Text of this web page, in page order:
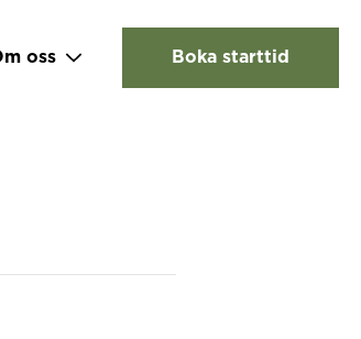
oss Boka starttid